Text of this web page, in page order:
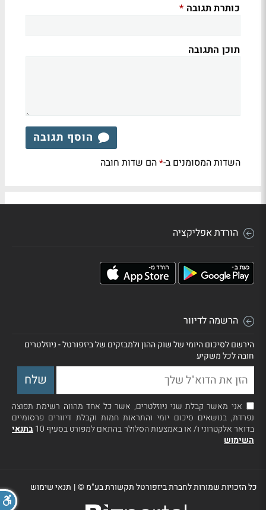
כותרת תגובה *
תוכן התגובה
הוסף תגובה
השדות המסומנים ב-*הם שדות חובה
הורדת אפליקציה
הרשמה לדיוור
הירשם לסיכום היומי של שוק ההון ולמבזקים של ביזפורטל - ניוזלטרים
חובה לכל משקיע
אני מאשר קבלת שני ניוזלטרים, אשר כל אחד מהווה רשימת תפוצה
נפרדת, בנושאים סיכום יומי והתראות חמות וקבלת דיוורים פרסומיים
בדואר אלקטרוני ו/ או באמצעות הסלולר בהתאם למפורט בסעיף 10
בתנאי
השימוש
כל הזכויות שמורות לחברת ביזפורטל תקשורת בע"מ ©| תנאי שימוש